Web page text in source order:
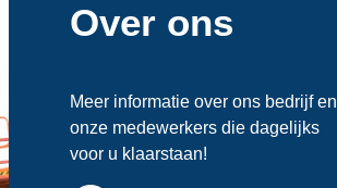
Over ons
Meer informatie over ons bedrijf en
onze medewerkers die dagelijks
voor u klaarstaan!